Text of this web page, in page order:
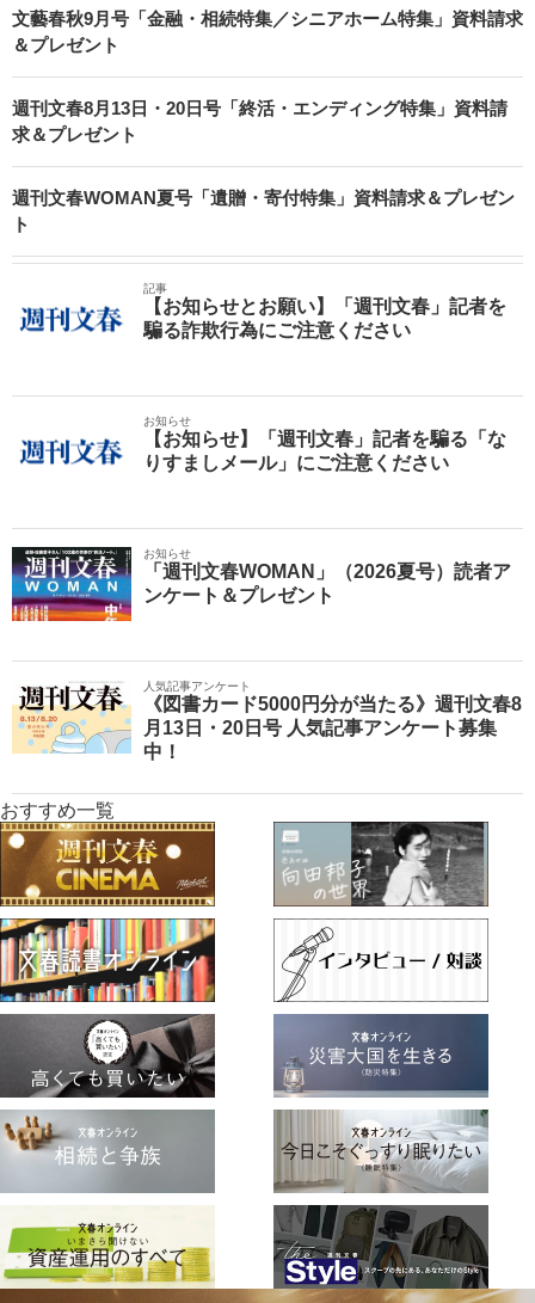
文藝春秋9月号「金融・相続特集／シニアホーム特集」資料請求
＆プレゼント
週刊文春8月13日・20日号「終活・エンディング特集」資料請
求＆プレゼント
週刊文春WOMAN夏号「遺贈・寄付特集」資料請求＆プレゼン
ト
記事
【お知らせとお願い】「週刊文春」記者を
騙る詐欺行為にご注意ください
お知らせ
【お知らせ】「週刊文春」記者を騙る「な
りすましメール」にご注意ください
お知らせ
「週刊文春WOMAN」（2026夏号）読者ア
ンケート＆プレゼント
人気記事アンケート
《図書カード5000円分が当たる》週刊文春8
月13日・20日号 人気記事アンケート募集
中！
おすすめ一覧